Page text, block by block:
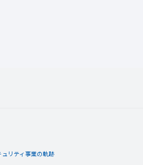
ュリティ事業の軌跡